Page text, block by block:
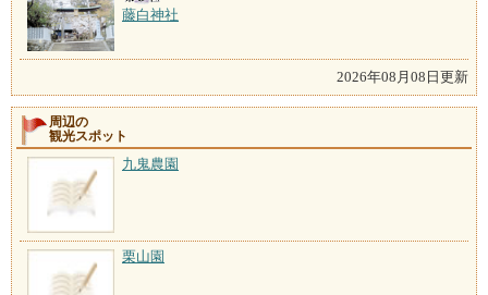
藤白神社
2026年08月08日更新
周辺の
観光スポット
九鬼農園
栗山園